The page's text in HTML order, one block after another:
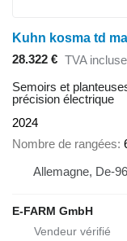
Kuhn kosma td
28.322 € TVA incluse
Semoirs et
précision électrique
2024
Nombre de rangées
Allemagne, De-
E-FARM GmbH